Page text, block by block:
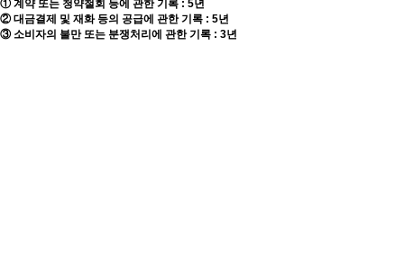
① 계약 또는 청약철회 등에 관한 기록 : 5년
② 대금결제 및 재화 등의 공급에 관한 기록 : 5년
③ 소비자의 불만 또는 분쟁처리에 관한 기록 : 3년